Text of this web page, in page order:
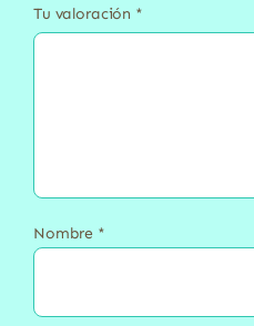
Tu valoración *
Nombre *